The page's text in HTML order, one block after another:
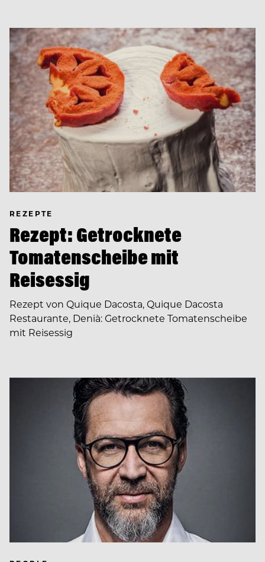
REZEPTE
Rezept: Getrocknete
Tomatenscheibe mit
Reisessig
Rezept von Quique Dacosta, Quique Dacosta
Restaurante, Denià: Getrocknete Tomatenscheibe
mit Reisessig